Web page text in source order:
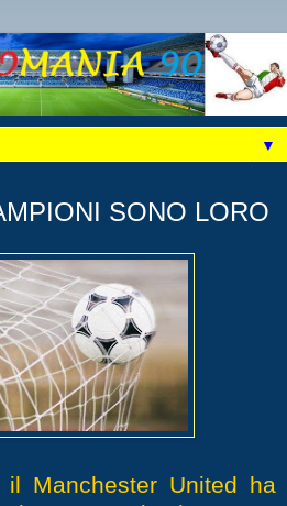
▼
SONO LORO
Manchester United ha